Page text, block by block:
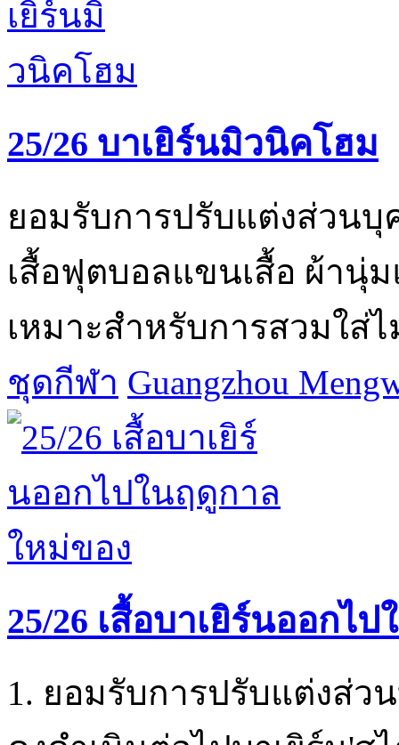
25/26 บาเยิร์นมิวนิคโฮม
ยอมรับการปรับแต่งส่วน
เสื้อฟุตบอลแขนเสื้อ ผ้านุ่
เหมาะสำหรับการสวมใส่
ชุดกีฬา Guangzhou
25/26 เสื้อบาเยิร์นออกไ
1. ยอมรับการปรับแต่งส่ว